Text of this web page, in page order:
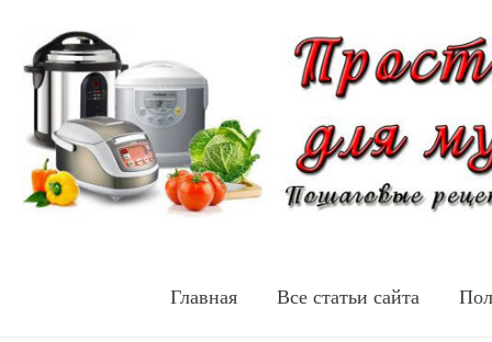
Главная Все статьи сайта